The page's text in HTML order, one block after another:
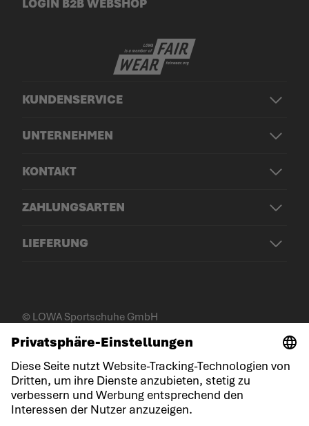
KUNDENSERVICE
UNTERNEHMEN
KONTAKT
ZAHLUNGSARTEN
LIEFERUNG
LOGIN B2B WEBSHOP
© LOWA Sportschuhe GmbH
Impressum
Datenschutz
Cookies